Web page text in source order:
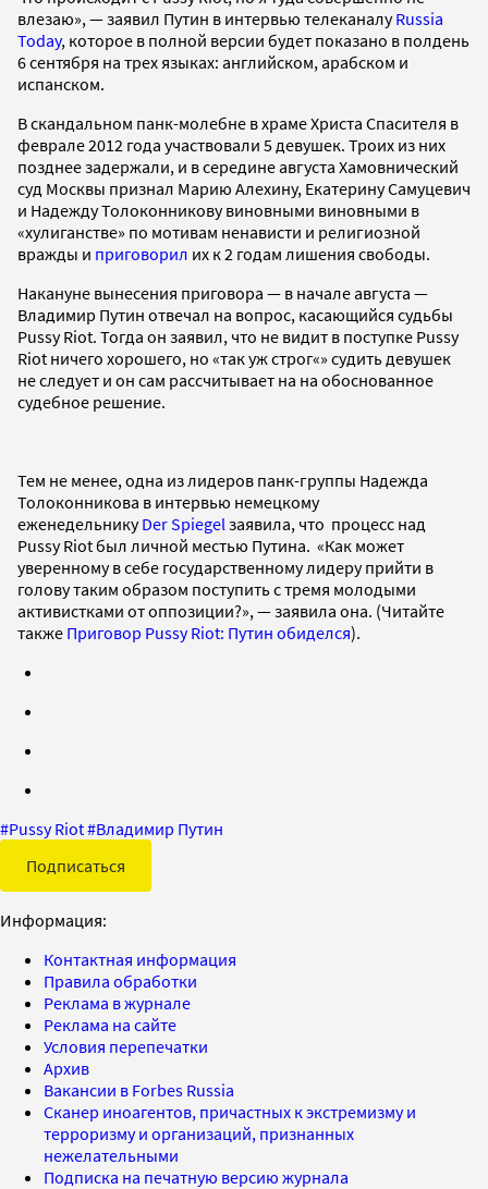
влезаю», — заявил Путин в интервью телеканалуRussia
Today, которое в полной версии будет показано в полдень
6 сентября на трех языках: английском, арабском и
испанском.
В скандальном панк-молебне в храме Христа Спасителя в
феврале 2012 года участвовали 5 девушек. Троих из них
позднее задержали, и в середине августа Хамовнический
суд Москвы признал Марию Алехину, Екатерину Самуцевич
и Надежду Толоконникову виновными виновными в
«хулиганстве» по мотивам ненависти и религиозной
вражды и приговорил их к 2 годам лишения свободы.
Накануне вынесения приговора — в начале августа —
Владимир Путин отвечал на вопрос, касающийся судьбы
Pussу Riot. Тогда он заявил, что не видит в поступке Pussу
Riot ничего хорошего, но «так уж строг«» судить девушек
не следует и он сам рассчитывает на на обоснованное
судебное решение.
Тем не менее, одна из лидеров панк-группы Надежда
Толоконникова в интервью немецкому
еженедельникуDer Spiegel заявила, что процесс над
Pussy Riot был личной местью Путина. «Как может
уверенному в себе государственному лидеру прийти в
голову таким образом поступить с тремя молодыми
активистками от оппозиции?», — заявила она. (Читайте
также Приговор Pussy Riot: Путин обиделся).
#Pussy Riot#Владимир Путин
Подписаться
Информация:
Контактная информация
Правила обработки
Реклама в журнале
Реклама на сайте
Условия перепечатки
Архив
Вакансии в Forbes Russia
Сканер иноагентов, причастных к экстремизму и
терроризму и организаций, признанных
нежелательными
Подписка на печатную версию журнала